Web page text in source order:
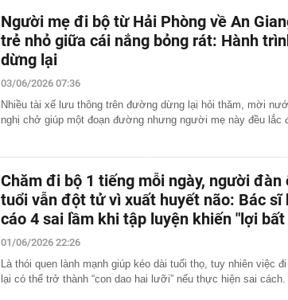
Người mẹ đi bộ từ Hải Phòng về An
trẻ nhỏ giữa cái nắng bỏng rát: Hành
dừng lại
03/06/2026 07:36
Nhiều tài xế lưu thông trên đường dừng lại hỏi thăm, mời
nghị chở giúp một đoạn đường nhưng người mẹ này đều lắc
Chăm đi bộ 1 tiếng mỗi ngày, người đàn
tuổi vẫn đột tử vì xuất huyết não: Bác sĩ
cáo 4 sai lầm khi tập luyện khiến "lợi bất
01/06/2026 22:26
Là thói quen lành mạnh giúp kéo dài tuổi thọ, tuy nhiên việc
lại có thể trở thành “con dao hai lưỡi” nếu thực hiện sai cách.